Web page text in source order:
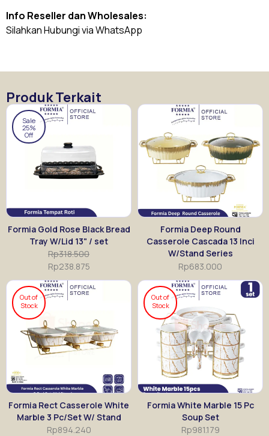
Info Reseller dan Wholesales:
Silahkan Hubungi via WhatsApp
Produk Terkait
Sale
25%
Off
Formia Gold Rose Black Bread
Tray W/Lid 13" / set
Rp318.500
Rp238.875
Formia Deep Round
Casserole Cascada 13 Inci
W/Stand Series
Rp683.000
Out of
Stock
Formia Rect Casserole White
Marble 3 Pc/Set W/ Stand
Rp894.240
Out of
Stock
Formia White Marble 15 Pc
Soup Set
Rp981.179